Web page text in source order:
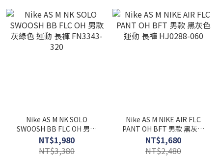
Nike AS M NK SOLO
SWOOSH BB FLC OH 男款
灰綠色 運動 長褲 FN3343-
320
NT$1,980
NT$3,380
Nike AS M NIKE AIR FLC
PANT OH BFT 男款 黑灰色
運動 長褲 HJ0288-060
NT$1,680
NT$2,480